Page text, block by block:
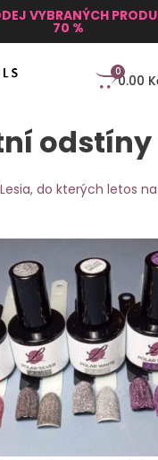
VYBRANÝCH
70 %
0.00
0
odstíny
do kterých letos